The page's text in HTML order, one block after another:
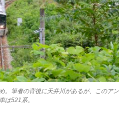
。筆者の背後に天井川があるが、このアン
は521系。